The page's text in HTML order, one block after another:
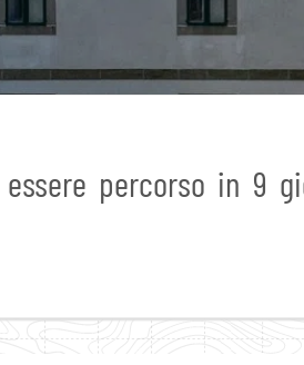
percorso in 9